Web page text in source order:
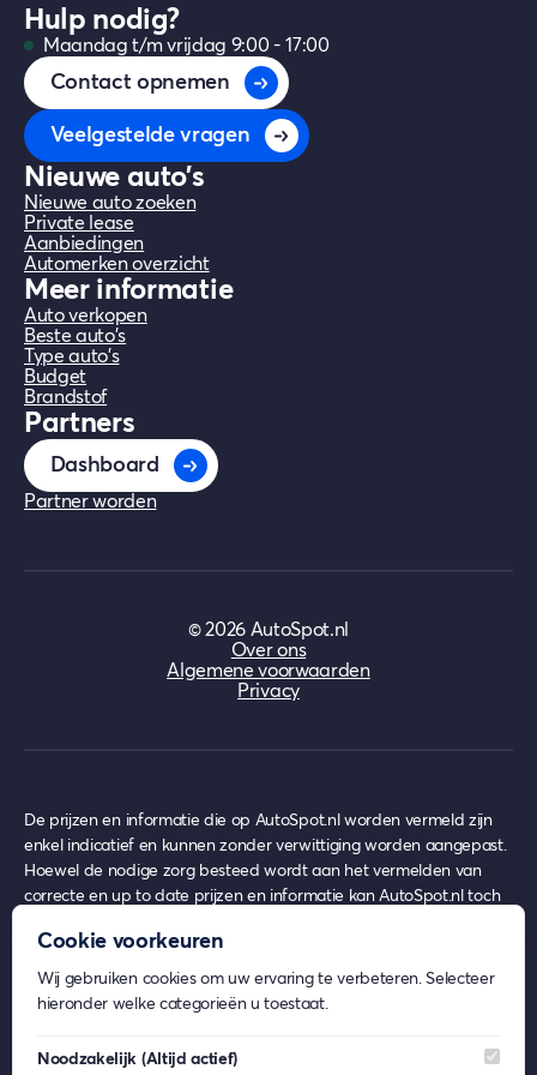
Hulp nodig?
Maandag t/m vrijdag 9:00 - 17:00
Contact opnemen
Veelgestelde vragen
Nieuwe auto's
Nieuwe auto zoeken
Private lease
Aanbiedingen
Automerken overzicht
Meer informatie
Auto verkopen
Beste auto's
Type auto's
Budget
Brandstof
Partners
Dashboard
Partner worden
©2026AutoSpot.nl
Over ons
Algemene voorwaarden
Privacy
De prijzen en informatie die op AutoSpot.nl worden vermeld zijn
enkel indicatief en kunnen zonder verwittiging worden aangepast.
Hoewel de nodige zorg besteed wordt aan het vermelden van
correcte en up to date prijzen en informatie kan AutoSpot.nl toch
gebruik, waar echter nooit enige rechten uit ontleend kunnen
worden.
AutoSpot.nl geeft geen inhoudelijk advies over eventuele
Beeldmateriaal op AutoSpot.nl kan afkomstig zijn van externe
Cookie voorkeuren
Wij gebruiken cookies om uw ervaring te verbeteren. Selecteer
hieronder welke categorieën u toestaat.
Noodzakelijk (Altijd actief)